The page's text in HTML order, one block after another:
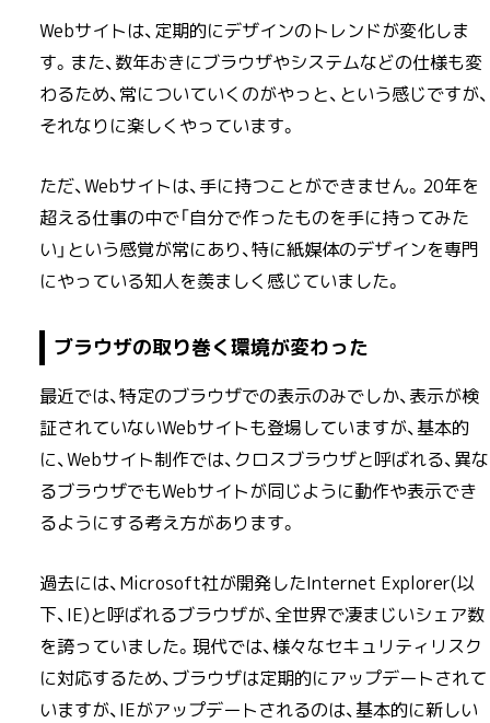
Webサイトは、定期的にデザインのトレンドが変化しま
す。また、数年おきにブラウザやシステムなどの仕様も変
わるため、常についていくのがやっと、という感じですが、
それなりに楽しくやっています。
ただ、Webサイトは、手に持つことができません。20年を
超える仕事の中で「自分で作ったものを手に持ってみた
い」という感覚が常にあり、特に紙媒体のデザインを専門
にやっている知人を羨ましく感じていました。
ブラウザの取り巻く環境が変わった
最近では、特定のブラウザでの表示のみでしか、表示が検
証されていないWebサイトも登場していますが、基本的
に、Webサイト制作では、クロスブラウザと呼ばれる、異な
るブラウザでもWebサイトが同じように動作や表示でき
るようにする考え方があります。
過去には、Microsoft社が開発したInternet Explorer(以
下、IE)と呼ばれるブラウザが、全世界で凄まじいシェア数
を誇っていました。現代では、様々なセキュリティリスク
に対応するため、ブラウザは定期的にアップデートされて
いますが、IEがアップデートされるのは、基本的に新しい